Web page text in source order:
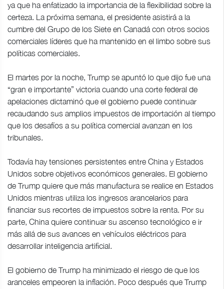
ya que ha enfatizado la importancia de la flexibilidad sobre la
certeza. La próxima semana, el presidente asistirá a la
cumbre del Grupo de los Siete en Canadá con otros socios
comerciales líderes que ha mantenido en el limbo sobre sus
políticas comerciales.
El martes por la noche, Trump se apuntó lo que dijo fue una
“gran e importante” victoria cuando una corte federal de
apelaciones dictaminó que el gobierno puede continuar
recaudando sus amplios impuestos de importación al tiempo
que los desafíos a su política comercial avanzan en los
tribunales.
Todavía hay tensiones persistentes entre China y Estados
Unidos sobre objetivos económicos generales. El gobierno
de Trump quiere que más manufactura se realice en Estados
Unidos mientras utiliza los ingresos arancelarios para
financiar sus recortes de impuestos sobre la renta. Por su
parte, China quiere continuar su ascenso tecnológico e ir
más allá de sus avances en vehículos eléctricos para
desarrollar inteligencia artificial.
El gobierno de Trump ha minimizado el riesgo de que los
aranceles empeoren la inflación. Poco después que Trump